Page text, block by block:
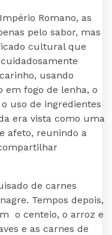
Romano, as⁤
pelo sabor,​ mas
cultural que‍
usando
em fogo de lenha, o
uso de ingredientes
era vista como uma
afeto, reunindo a
de carnes
Tempos depois,
o centeio, o arroz e
e as carnes de